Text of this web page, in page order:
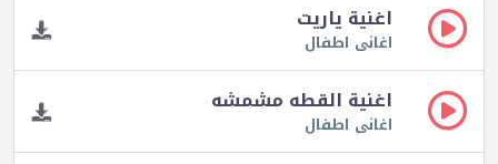
اغنية ياريت
اغانى اطفال
اغنية القطه مشمشه
اغانى اطفال